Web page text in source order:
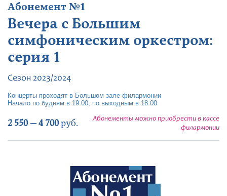
Контакты
Абонемент №1
Вечера с Большим
симфоническим оркестром:
серия 1
Сезон 2023/2024
Концерты проходят в Большом зале филармонии
Начало по будням в 19.00, по выходным в 18.00
2 550 — 4 700руб.
Абонементы можно приобрести в кассе
филармонии